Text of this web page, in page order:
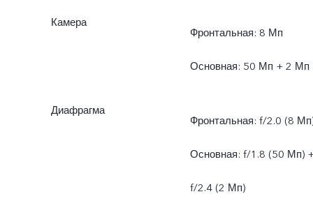
связи. После
официального запуска он
будет доступен в
Камера
Фронтальная: 8 Мп
Основная: 50 Мп + 2 Мп
Диафрагма
Фронтальная: f/2.0 (8
Основная: f/1.8 (50 Мп)
f/2.4 (2 Мп)